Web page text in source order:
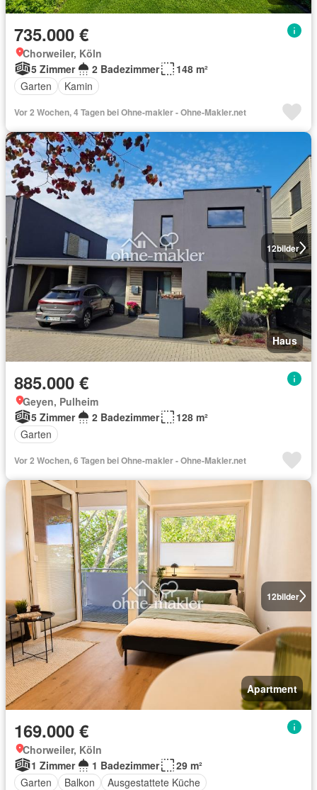
735.000 €
Chorweiler, Köln
5 Zimmer
2 Badezimmer
148 m²
Garten
Kamin
Vor 2 Wochen, 4 Tagen bei Ohne-makler - Ohne-Makler.net
12bilder
Haus
885.000 €
Geyen, Pulheim
5 Zimmer
2 Badezimmer
128 m²
Garten
Vor 2 Wochen, 6 Tagen bei Ohne-makler - Ohne-Makler.net
12bilder
Apartment
169.000 €
Chorweiler, Köln
1 Zimmer
1 Badezimmer
29 m²
Garten
Balkon Ausgestattete Küche